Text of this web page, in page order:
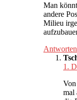
Man
andere
Milieu
Antworten
1.
Von
mal